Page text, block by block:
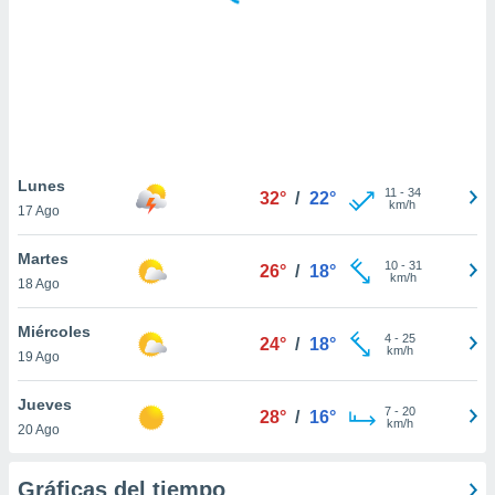
similares
como
sitio
de
traten tus
en
interés
su
Lunes
17 Ago
32° / 22° 11 - 34
km/h
Martes
18 Ago
26° / 18° 10- 31
km/h
Miércoles
19 Ago
24° / 18° 4- 25
km/h
Jueves
20 Ago
28° / 16° 7- 20
km/h
Gráficas del tiempo